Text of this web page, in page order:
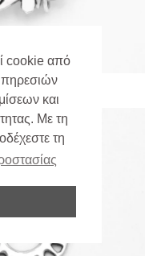
cookie από
και
Με τη
τη